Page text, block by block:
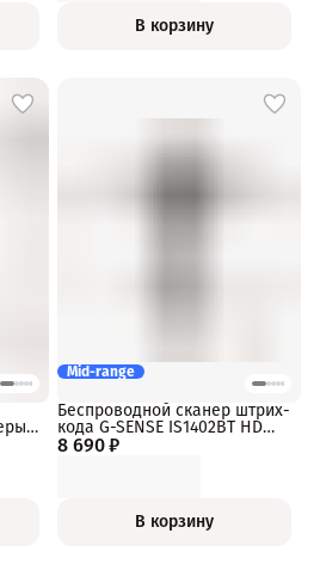
В корзину
Mid-range
8 690 ₽
Беспроводной сканер штрих-
кода G-SENSE IS1402BT HD
1D/2D Bluetooth, 2.4Ghz, USB,
В корзину